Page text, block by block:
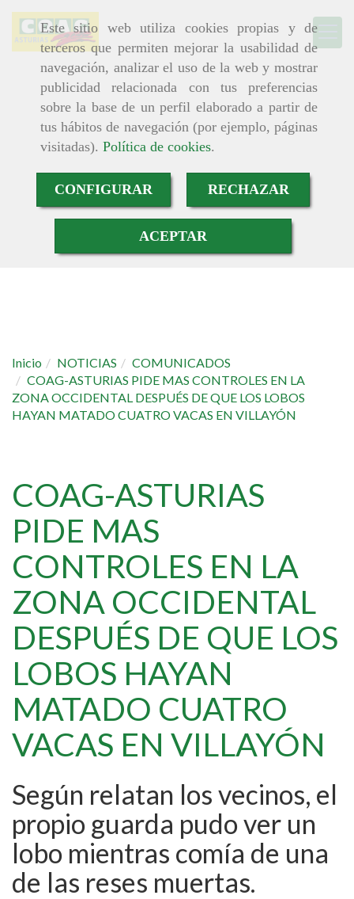
Este sitio web utiliza cookies propias y de
terceros que permiten mejorar la usabilidad de
navegación, analizar el uso de la web y mostrar
publicidad relacionada con tus preferencias
sobre la base de un perfil elaborado a partir de
tus hábitos de navegación (por ejemplo, páginas
visitadas). Política de cookies.
CONFIGURAR RECHAZAR
ACEPTAR
Inicio NOTICIAS
COMUNICADOS
COAG-ASTURIAS PIDE MAS CONTROLES EN LA
ZONA OCCIDENTAL DESPUÉS DE QUE LOS LOBOS
HAYAN MATADO CUATRO VACAS EN VILLAYÓN
COAG-ASTURIAS
PIDE MAS
CONTROLES EN LA
ZONA OCCIDENTAL
DESPUÉS DE QUE LOS
LOBOS HAYAN
MATADO CUATRO
VACAS EN VILLAYÓN
Según relatan los vecinos, el
propio guarda pudo ver un
lobo mientras comía de una
de las reses muertas.